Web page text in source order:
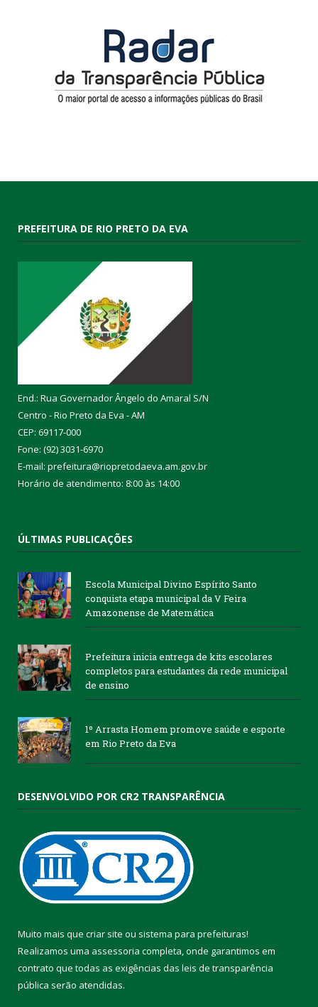
PREFEITURA DE RIO PRETO DA EVA
End.: Rua Governador Ângelo do Amaral S/N
Centro - Rio Preto da Eva - AM
CEP: 69117-000
Fone: (92) 3031-6970
E-mail: prefeitura@riopretodaeva.am.gov.br
Horário de atendimento: 8:00 às 14:00
ÚLTIMAS PUBLICAÇÕES
Escola Municipal Divino Espírito Santo
conquista etapa municipal da V Feira
Amazonense de Matemática
Prefeitura inicia entrega de kits escolares
completos para estudantes da rede municipal
de ensino
1º Arrasta Homem promove saúde e esporte
em Rio Preto da Eva
DESENVOLVIDO POR CR2 TRANSPARÊNCIA
Muito mais que criar site ou sistema para prefeituras!
Realizamos uma assessoria completa, onde garantimos em
contrato que todas as exigências das leis de transparência
pública serão atendidas.